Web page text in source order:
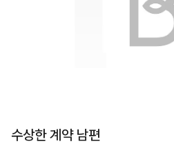
수상한 계약 남편